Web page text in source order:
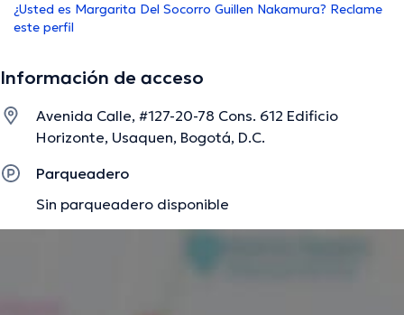
¿Usted es Margarita Del Socorro Guillen Nakamura? Reclame
este perfil
Información de acceso
Avenida Calle, #127-20-78 Cons. 612 Edificio
Horizonte, Usaquen, Bogotá, D.C.
Parqueadero
Sin parqueadero disponible